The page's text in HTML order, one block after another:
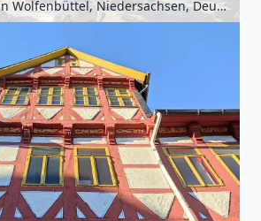
Fachwerkhäuser in Wolfenbüttel, Niedersachsen, Deutschland